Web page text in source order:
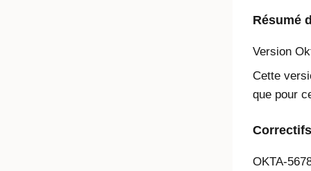
Résumé
Version
Cette
que pour
OKTA-